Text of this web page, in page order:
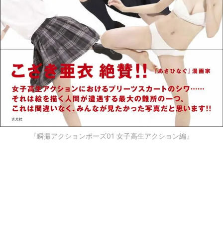
『瞬撮アクションポーズ01 女子高生アクション編』